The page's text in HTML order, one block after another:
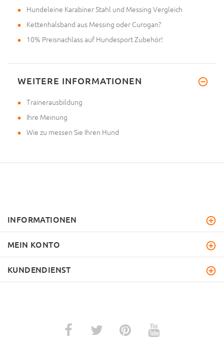
Hundeleine Karabiner Stahl und Messing Vergleich
Kettenhalsband aus Messing oder Curogan?
10% Preisnachlass auf Hundesport Zubehör!
WEITERE INFORMATIONEN
Trainerausbildung
Ihre Meinung
Wie zu messen Sie Ihren Hund
INFORMATIONEN
MEIN KONTO
KUNDENDIENST